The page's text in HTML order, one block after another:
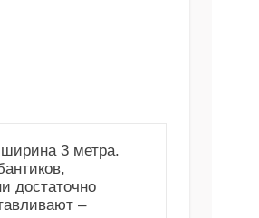
3 метра.
достаточно
–